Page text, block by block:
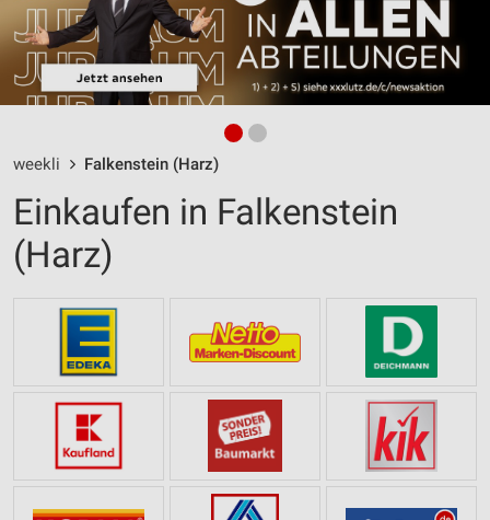
weekli Falkenstein (Harz)
Einkaufen in Falkenstein
(Harz)